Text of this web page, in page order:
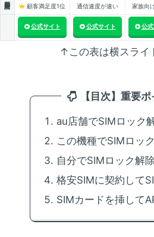
顧客満足度1位 通信速度が速い 家族向
公式サイト 公式サイト 公
↑この表は横スライ
【目次】重要
au店舗でSIMロック
この機種でSIMロッ
自分でSIMロック解
格安SIMに契約して
SIMカードを挿して